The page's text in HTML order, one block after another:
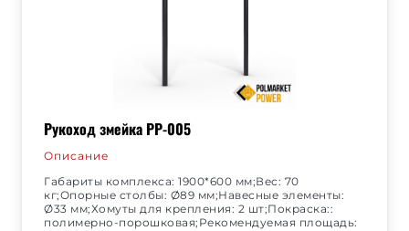
Рукоход змейка РР-005
Описание
Габариты комплекса: 1900*600 мм;Вес: 70
кг;Опорные столбы: Ø89 мм;Навесные элементы:
Ø33 мм;Хомуты для крепления: 2 шт;Покраска::
полимерно-порошковая;Рекомендуемая площадь: